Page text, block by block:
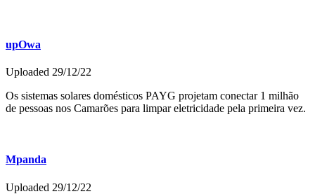
upOwa
Uploaded 29/12/22
Os sistemas solares domésticos PAYG projetam conectar 1 milhão
de pessoas nos Camarões para limpar eletricidade pela primeira vez.
Mpanda
Uploaded 29/12/22